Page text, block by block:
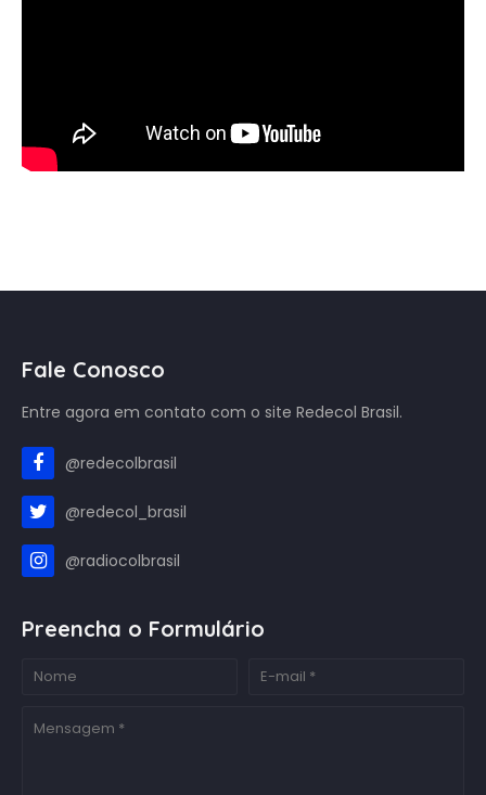
Fale Conosco
Entre agora em contato com o site Redecol Brasil.
@redecolbrasil
@redecol_brasil
@radiocolbrasil
Preencha o Formulário